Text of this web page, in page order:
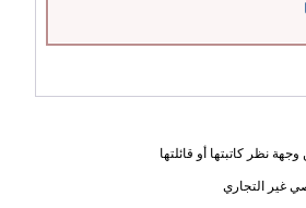
نظر كاتبتها أو قائلتها
غير التجاري